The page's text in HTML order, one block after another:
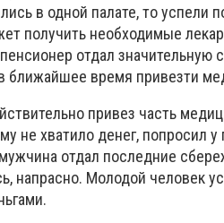
в одной палате, то
получить необходимые
отдал значительную
ближайшее время привезти
привез часть
не хватило денег, попросил
отдал последние
напрасно. Молодой человек